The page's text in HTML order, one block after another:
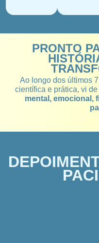
PRONTO
Ao longo dos últimos
científica e prática, vi
mental, emocional,